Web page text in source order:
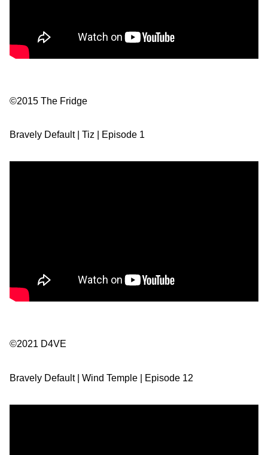
©2015 The Fridge
Bravely Default | Tiz | Episode 1
©2021 D4VE
Bravely Default | Wind Temple | Episode 12